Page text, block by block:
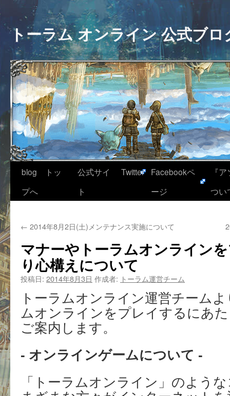
トーラム オンライン 公式ブロ
blog トッ
プへ
公式サイ
ト
Twitter
Facebookペ
ージ
『
つい
← 2014年8月2日(土)メンテナンス実施について
マナーやトーラムオンライン
り心構えについて
投稿日: 2014年8月3日 作成者: トーラム運営チーム
トーラムオンライン運営チーム
ムオンラインをプレイするにあ
ご案内します。
- オンラインゲームについて -
「トーラムオンライン」のよう